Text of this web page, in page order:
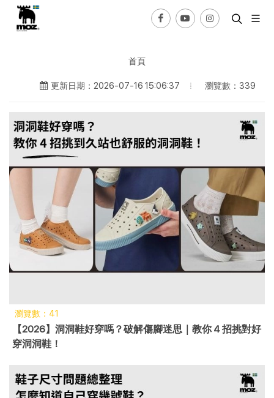
首頁
更新日期：2026-07-16 15:06:37 瀏覽數：339
瀏覽數：41
【2026】洞洞鞋好穿嗎？破解傷腳迷思｜教你 4 招挑對好
穿洞洞鞋！